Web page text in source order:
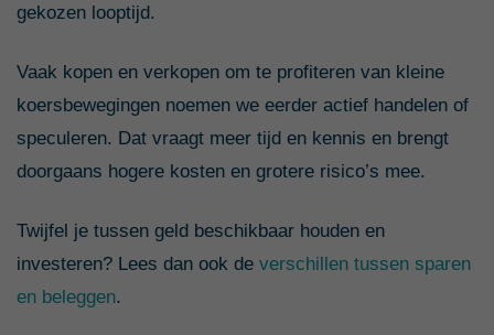
gekozen looptijd.
Vaak kopen en verkopen om te profiteren van kleine
koersbewegingen noemen we eerder actief handelen of
speculeren. Dat vraagt meer tijd en kennis en brengt
doorgaans hogere kosten en grotere risico’s mee.
Twijfel je tussen geld beschikbaar houden en
investeren? Lees dan ook de verschillen tussen sparen
en beleggen.